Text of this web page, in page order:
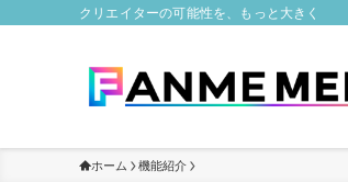
クリエイターの可能性を、もっと大きく
ホーム 機能紹介